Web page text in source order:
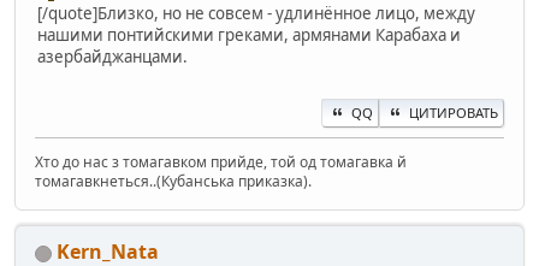
[/quote]Близко, но не совсем - удлинённое лицо, между
нашими понтийскими греками, армянами Карабаха и
азербайджанцами.
QQ ЦИТИРОВАТЬ
Хто до нас з томагавком прийде, той од томагавка й
томагавкнеться..(Кубанська приказка).
Kern_Nata